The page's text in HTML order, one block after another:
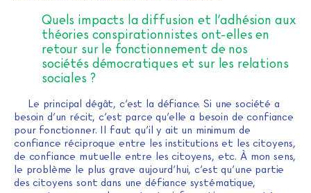
Quels impacts la diffusion et l’adhésion aux
théories conspirationnistes ont-elles en
retour sur le fonctionnement de nos
sociétés démocratiques et sur les relations
sociales ?
Le principal dégât, c’est la défiance. Si une société a
besoin d’un récit, c’est parce qu’elle a besoin de confiance
pour fonctionner. Il faut qu’il y ait un minimum de
confiance réciproque entre les institutions et les citoyens,
de confiance mutuelle entre les citoyens, etc. À mon sens,
le problème le plus grave aujourd’hui, c’est qu’une partie
des citoyens sont dans une défiance systématique,